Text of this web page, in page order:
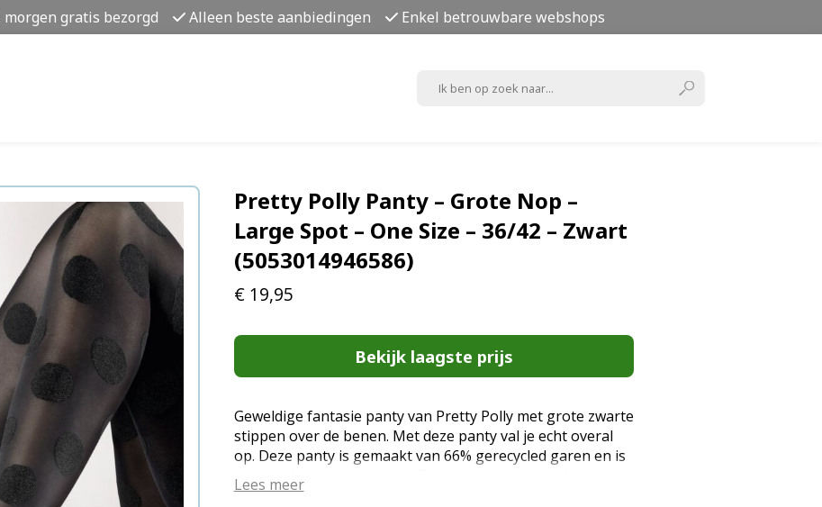
gratis bezorgd Alleen beste aanbiedingen Enkel betrouwbare webshops
Pretty Polly Panty – Grote Nop –
Large Spot – One Size – 36/42 – Zwart
(5053014946586)
€ 19,95
Bekijk laagste prijs
Geweldige fantasie panty van Pretty Polly met grote zwarte
stippen over de benen. Met deze panty val je echt overal
op. Deze panty is gemaakt van 66% gerecycled garen en is
verpakt in een biologisch afbreekbare plastic en in een
recyclebare verpakking. Kleuren: Black Maten: 1 Size (36 tot
Lees meer